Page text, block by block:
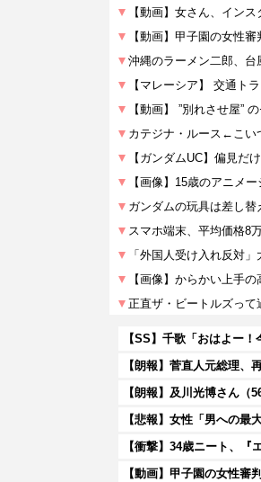
【SS】千歌「おはよー！
【朗報】菅直人元総理、
【朗報】及川光博さん（
【悲報】女性「男への
【衝撃】34歳ニート、『
【動画】甲子園の女性審